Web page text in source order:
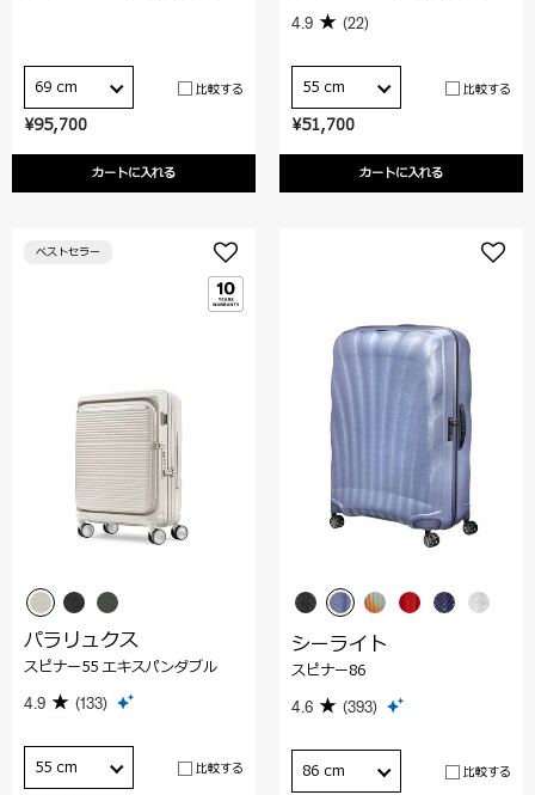
¥95,700
カートに入れる
69 cm 比較する
¥51,700
カートに入れる
4.9 (22)
55 cm 比較する
ベストセラー
パラリュクス
スピナー55 エキスパンダブル
4.9 (133)
55 cm 比較する
シーライト
スピナー86
4.6 (393)
86 cm 比較する